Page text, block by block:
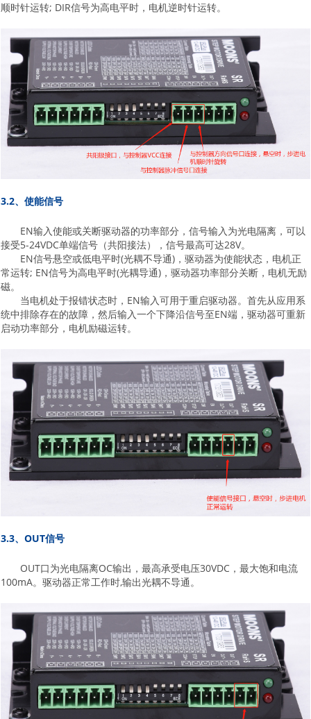
顺时针运转; DIR信号为高电平时，电机逆时针运转。
3.2、使能信号
EN输入使能或关断驱动器的功率部分，信号输入为光电隔离，可以
接受5-24VDC单端信号（共阳接法），信号最高可达28V。
EN信号悬空或低电平时(光耦不导通)，驱动器为使能状态，电机正
常运转; EN信号为高电平时(光耦导通)，驱动器功率部分关断，电机无励
磁。
当电机处于报错状态时，EN输入可用于重启驱动器。首先从应用系
统中排除存在的故障，然后输入一个下降沿信号至EN端，驱动器可重新
启动功率部分，电机励磁运转。
3.3、OUT信号
OUT口为光电隔离OC输出，最高承受电压30VDC，最大饱和电流
100mA。驱动器正常工作时,输出光耦不导通。